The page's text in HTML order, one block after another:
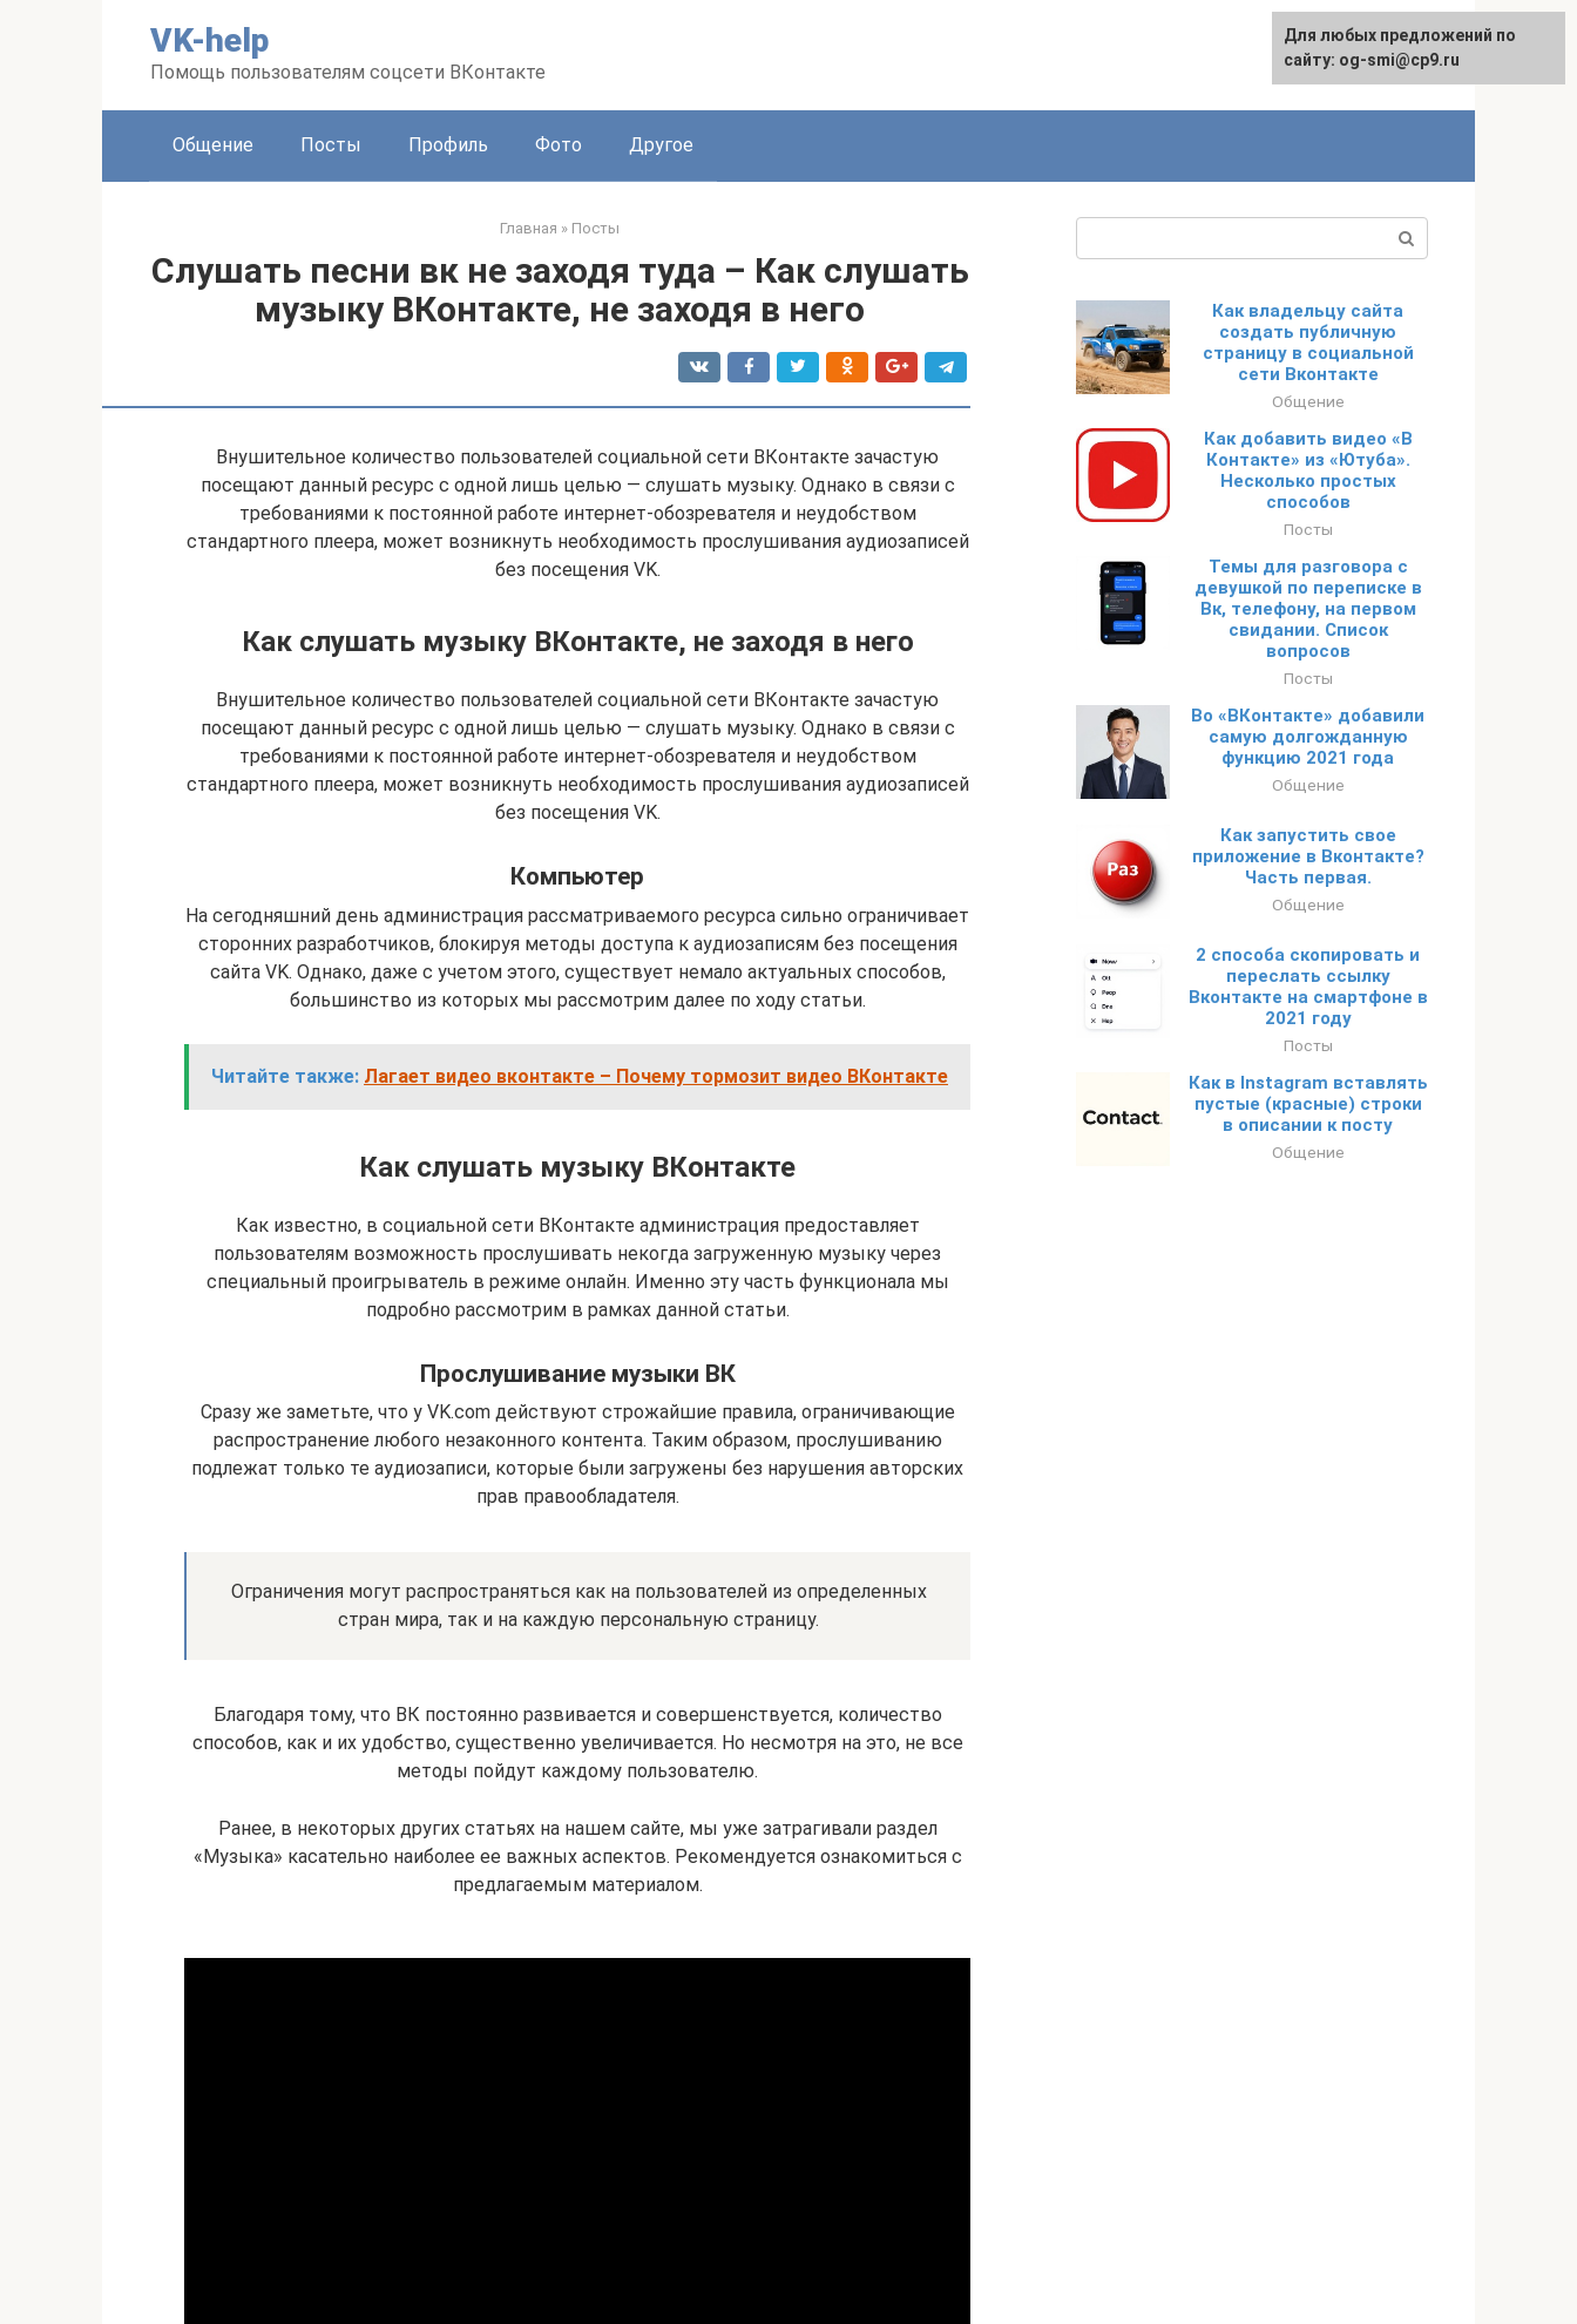
VK-help
Помощь пользователям соцсети ВКонтакте
Общение Посты Профиль Фото Другое
Главная » Посты
Слушать песни вк не заходя туда – Как слушать
музыку ВКонтакте, не заходя в него
Внушительное количество пользователей социальной сети ВКонтакте зачастую
посещают данный ресурс с одной лишь целью — слушать музыку. Однако в связи с
требованиями к постоянной работе интернет-обозревателя и неудобством
стандартного плеера, может возникнуть необходимость прослушивания аудиозаписей
без посещения VK.
Как слушать музыку ВКонтакте, не заходя в него
Внушительное количество пользователей социальной сети ВКонтакте зачастую
посещают данный ресурс с одной лишь целью — слушать музыку. Однако в связи с
требованиями к постоянной работе интернет-обозревателя и неудобством
стандартного плеера, может возникнуть необходимость прослушивания аудиозаписей
без посещения VK.
Компьютер
На сегодняшний день администрация рассматриваемого ресурса сильно ограничивает
сторонних разработчиков, блокируя методы доступа к аудиозаписям без посещения
сайта VK. Однако, даже с учетом этого, существует немало актуальных способов,
большинство из которых мы рассмотрим далее по ходу статьи.
Читайте также: Лагает видео вконтакте – Почему тормозит видео ВКонтакте
Как слушать музыку ВКонтакте
Как известно, в социальной сети ВКонтакте администрация предоставляет
пользователям возможность прослушивать некогда загруженную музыку через
специальный проигрыватель в режиме онлайн. Именно эту часть функционала мы
подробно рассмотрим в рамках данной статьи.
Прослушивание музыки ВК
Сразу же заметьте, что у VK.com действуют строжайшие правила, ограничивающие
распространение любого незаконного контента. Таким образом, прослушиванию
подлежат только те аудиозаписи, которые были загружены без нарушения авторских
прав правообладателя.
Ограничения могут распространяться как на пользователей из определенных
стран мира, так и на каждую персональную страницу.
Благодаря тому, что ВК постоянно развивается и совершенствуется, количество
способов, как и их удобство, существенно увеличивается. Но несмотря на это, не все
методы пойдут каждому пользователю.
Ранее, в некоторых других статьях на нашем сайте, мы уже затрагивали раздел
«Музыка» касательно наиболее ее важных аспектов. Рекомендуется ознакомиться с
предлагаемым материалом.
Как владельцу сайта
создать публичную
страницу в социальной
сети Вконтакте
Общение
Как добавить видео «В
Контакте» из «Ютуба».
Несколько простых
способов
Посты
Темы для разговора с
девушкой по переписке в
Вк, телефону, на первом
свидании. Список
вопросов
Посты
Во «ВКонтакте» добавили
самую долгожданную
функцию 2021 года
Общение
Как запустить свое
приложение в Вконтакте?
Часть первая.
Общение
2 способа скопировать и
переслать ссылку
Вконтакте на смартфоне в
2021 году
Посты
Как в Instagram вставлять
пустые (красные) строки
в описании к посту
Общение
Для любых предложений по
сайту: og-smi@cp9.ru